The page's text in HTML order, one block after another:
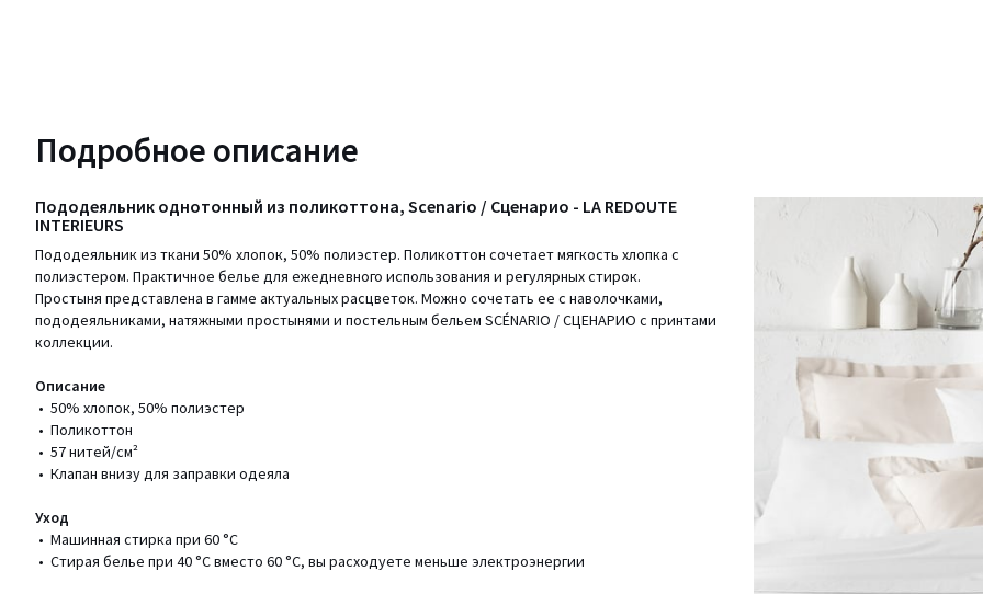
Подробное описание
Пододеяльник однотонный из поликоттона, Scenario / Сценарио - LA REDOUTE
INTERIEURS
Пододеяльник из ткани 50% хлопок, 50% полиэстер. Поликоттон сочетает мягкость хлопка с
полиэстером. Практичное белье для ежедневного использования и регулярных стирок.
Простыня представлена в гамме актуальных расцветок. Можно сочетать ее с наволочками,
пододеяльниками, натяжными простынями и постельным бельем SCÉNARIO / СЦЕНАРИО с принтами
коллекции.
Описание
• 50% хлопок, 50% полиэстер
• Поликоттон
• 57 нитей/см²
• Клапан внизу для заправки одеяла
Уход
• Машинная стирка при 60 °С
• Стирая белье при 40 °С вместо 60 °С, вы расходуете меньше электроэнергии